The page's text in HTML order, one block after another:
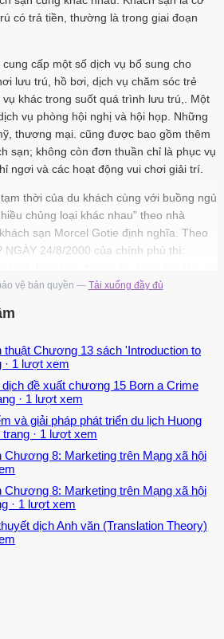
có trả tiền, thường là trong giai đoạn
cấp một số dịch vụ bổ sung cho
lưu trú, hồ bơi, dịch vụ chăm sóc trẻ
khác trong suốt quá trình lưu trú,. Một
vụ phòng hội nghị và hội họp. Những
thương mại. cũng được bao gồm thêm
sạn; không còn đơn thuần chỉ là phục vụ
ngơi và các hoạt động vui chơi giải trí.
thời của du khách cùng với buồng ngủ
chủng loại khác nhau” theo nhà
sạn Morcel Gotie định nghĩa. Theo
NGÀY 24/8/2000 của chính phủ thì:
lên, bảo đảm chất lượng về cơ sở vật
cần thiết phục vụ khách du lịch”. 5 
sạn Hoạt động kinh doanh khách sạn
chỉ là cho thuê phòng ngủ mục đích
ngủ, nghỉ của các khách vãng lai. Kể
khách hàng trở nên đông hơn, với nhiều
kinh doanh mới được mở rộng hơn.
gồm các loại hoạt động là: hoạt động
động cho thuê buồng ngủ và hoạt động
sung; nhằm mục đích thỏa mãn nhu cầu
các điểm du lịch trên hết cũng chính là
thì mới trả lãi được cho người góp vốn,
như mở rộng về quy mô kinh doanh.
đương, khách sạn cũng là một trung
vụ tiêu thụ các sản phẩm thuộc lĩnh
nông nghiệp, điện nước, bưu chính
vệ bản quyền — Tải xuống đầy đủ
thuật Chương 13 sách 'Introduction to
· 1 lượt xem
đề xuất chương 15 Born a Crime
· 1 lượt xem
và giải pháp phát triển du lịch Huong
trang · 1 lượt xem
Chương 8: Marketing trên Mạng xã hội
Chương 8: Marketing trên Mạng xã hội
· 1 lượt xem
dịch Anh văn (Translation Theory)